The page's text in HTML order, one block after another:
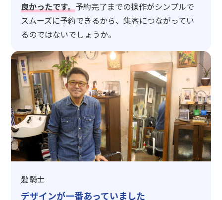
良かったです。予約完了までの操作がシンプルで
スムーズに予約できるから、集客につながってい
るのではないでしょうか。
髪 騎士
デザインが一番あっていました